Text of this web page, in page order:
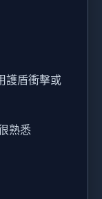
護盾衝擊或
熟悉